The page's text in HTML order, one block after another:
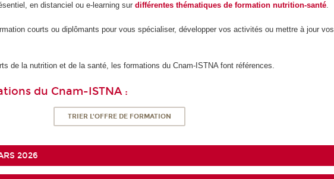
en distanciel ou e-learning surdifférentes thématiques de formation nutrition-santé.
courts ou diplômants pour vous spécialiser, développer vos activités ou mettre à jour vos
de la nutrition et de la santé, les formations du Cnam-ISTNA font références.
du Cnam-ISTNA :
TRIER L'OFFRE DE FORMATION
2026